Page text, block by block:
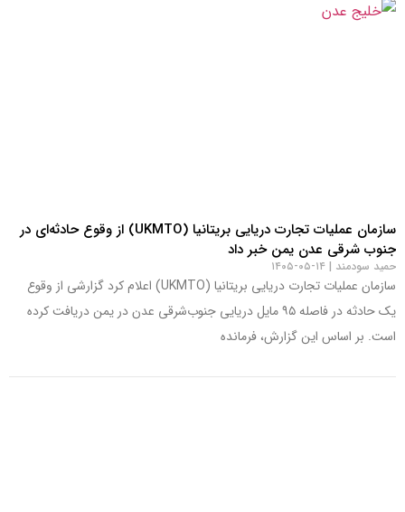
سازمان عملیات تجارت دریایی بریتانیا (UKMTO) از وقوع حادثه‌ای در
جنوب شرقی عدن یمن خبر داد
حمید سودمند ۱۴-۰۵-۱۴۰۵
سازمان عملیات تجارت دریایی بریتانیا (UKMTO) اعلام کرد گزارشی از وقوع
یک حادثه در فاصله ۹۵ مایل دریایی جنوب‌شرقی عدن در یمن دریافت کرده
است. بر اساس این گزارش، فرمانده